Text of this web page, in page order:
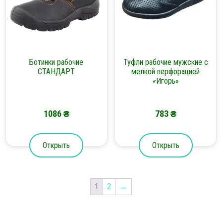
Ботинки рабочие
СТАНДАРТ
1086₴
Открыть
Туфли рабочие мужские с
мелкой перфорацией
«Игорь»
783₴
Открыть
1 2 →